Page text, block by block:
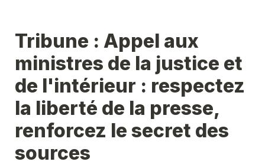
Tribune : Appel aux
ministres de la justice et
de l'intérieur : respectez
la liberté de la presse,
renforcez le secret des
sources